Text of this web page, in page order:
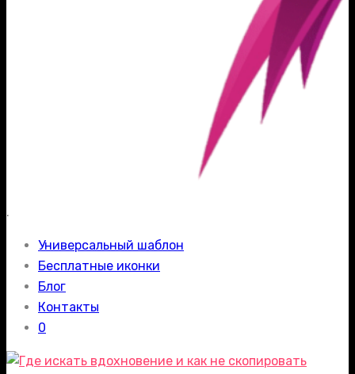
.
Универсальный шаблон
Бесплатные иконки
Блог
Контакты
0